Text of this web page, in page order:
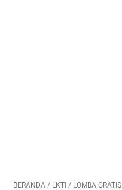
BERANDA / LKTI / LOMBA GRATIS